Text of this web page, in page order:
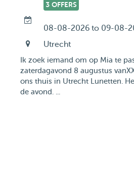
3 OFFERS
08-08-2026 to 09-08-
Utrecht
Ik zoek iemand om op Mia te
zaterdagavond 8 augustus
ons thuis in Utrecht Lunetten.
de avond. ...